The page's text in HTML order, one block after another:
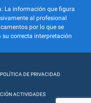
La información que figura
al profesional
por lo que se
correcta interpretación
POLÍTICA DE PRIVACIDAD
ACTIVIDADES